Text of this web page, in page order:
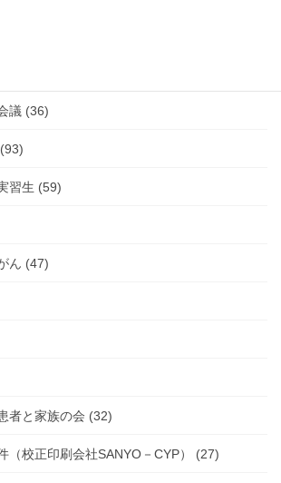
議 (36)
習生 (59)
ん (47)
者と家族の会 (32)
（校正印刷会社SANYO－CYP） (27)